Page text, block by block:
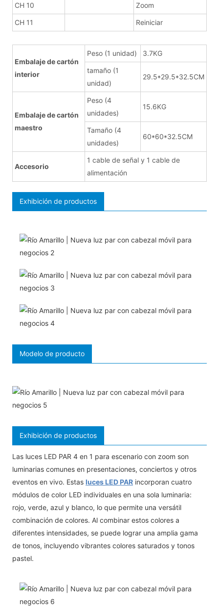
CH 10 Zoom
CH 11 Reiniciar
Embalaje de cartón
interior
Peso (1 unidad) 3.7KG
tamaño (1
unidad)
29.5*29.5*32.5CM
Embalaje de cartón
maestro
Peso (4
unidades)
15.6KG
Tamaño (4
unidades)
60*60*32.5CM
Accesorio
1 cable de señal y 1 cable de
alimentación
Exhibición de productos
Modelo de producto
Exhibición de productos
Las luces LED PAR 4 en 1 para escenario con zoom son
luminarias comunes en presentaciones, conciertos y otros
eventos en vivo. Estas luces LED PAR incorporan cuatro
módulos de color LED individuales en una sola luminaria:
rojo, verde, azul y blanco, lo que permite una versátil
combinación de colores. Al combinar estos colores a
diferentes intensidades, se puede lograr una amplia gama
de tonos, incluyendo vibrantes colores saturados y tonos
pastel.